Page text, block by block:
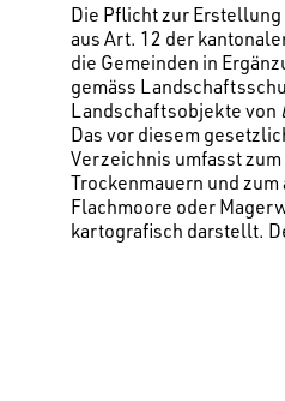
Die Pflicht zur
aus Art. 12 der
die Gemeinden in
gemäss
Landschaftsobjekte von
Das vor diesem
Verzeichnis umfasst
Trockenmauern und
Flachmoore oder
kartografisch darstellt.